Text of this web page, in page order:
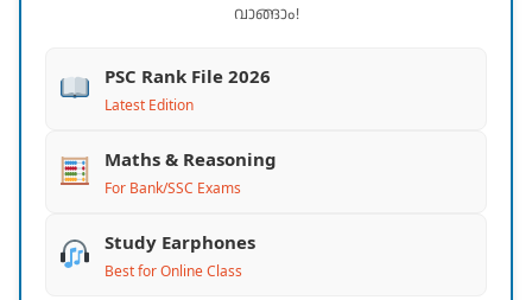
വാങ്ങാം!
PSC Rank File 2026
Latest Edition
Maths & Reasoning
For Bank/SSC Exams
Study Earphones
Best for Online Class